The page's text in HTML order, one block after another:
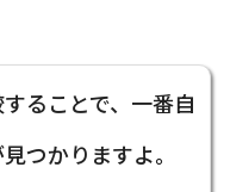
ることで、一番自
つかりますよ。